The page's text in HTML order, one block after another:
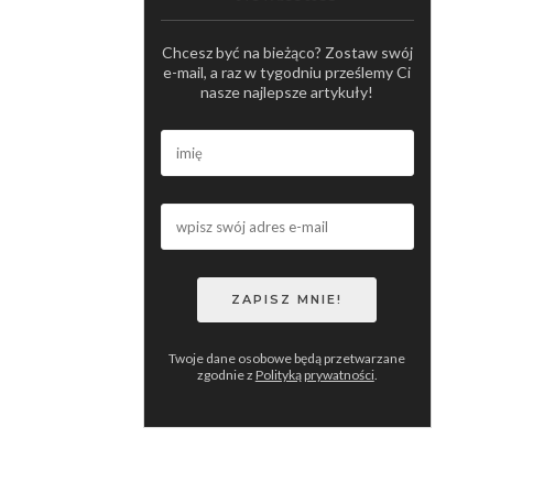
Chcesz być na bieżąco? Zostaw swój
e-mail, a raz w tygodniu prześlemy Ci
nasze najlepsze artykuły!
Twoje dane osobowe będą przetwarzane
zgodnie z Polityką prywatności.